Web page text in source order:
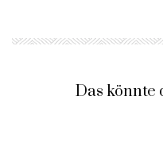
Das könnte